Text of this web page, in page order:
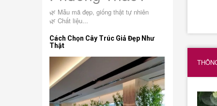
🌿 Mẫu mã đẹp, giống thật tự nhiên
🌿 Chất liệu...
Cách Chọn Cây Trúc Giả Đẹp Như
Thật